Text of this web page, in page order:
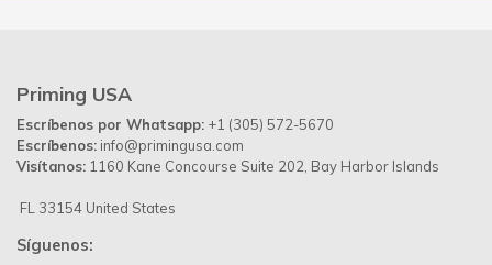
Priming USA
Escríbenos por Whatsapp: +1 (305) 572-5670
Escríbenos: info@primingusa.com
Visítanos: 1160 Kane Concourse Suite 202, Bay Harbor Islands
FL 33154 United States
Síguenos: